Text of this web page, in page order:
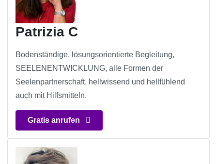
Patrizia C
Bodenständige, lösungsorientierte Begleitung,
SEELENENTWICKLUNG, alle Formen der
Seelenpartnerschaft, hellwissend und hellfühlend
auch mit Hilfsmitteln.
Gratis anrufen